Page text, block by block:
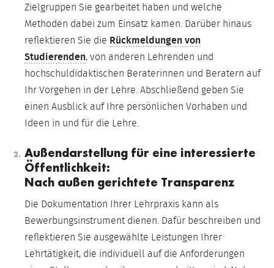
Zielgruppen Sie gearbeitet haben und welche
Methoden dabei zum Einsatz kamen. Darüber hinaus
reflektieren Sie die Rückmeldungen von
Studierenden, von anderen Lehrenden und
hochschuldidaktischen Beraterinnen und Beratern auf
Ihr Vorgehen in der Lehre. Abschließend geben Sie
einen Ausblick auf Ihre persönlichen Vorhaben und
Ideen in und für die Lehre.
Außendarstellung für eine interessierte
Öffentlichkeit:
Nach außen gerichtete Transparenz
Die Dokumentation Ihrer Lehrpraxis kann als
Bewerbungsinstrument dienen. Dafür beschreiben und
reflektieren Sie ausgewählte Leistungen Ihrer
Lehrtätigkeit, die individuell auf die Anforderungen